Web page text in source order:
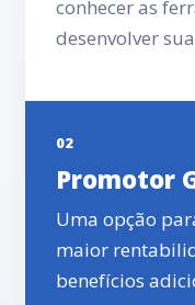
conhecer as
desenvolver
02
Promotor
Uma opção
maior
benefícios